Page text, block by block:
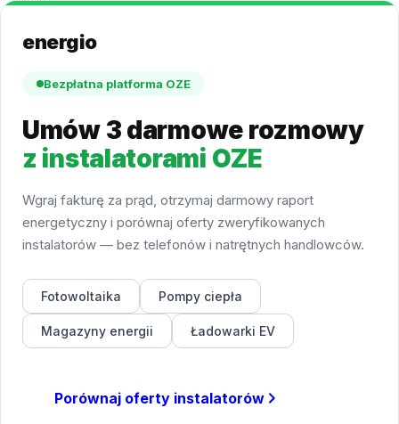
energio
Bezpłatna platforma OZE
Umów 3 darmowe rozmowy
z instalatorami OZE
Wgraj fakturę za prąd, otrzymaj darmowy raport
energetyczny i porównaj oferty zweryfikowanych
instalatorów — bez telefonów i natrętnych handlowców.
Fotowoltaika Pompy ciepła
Magazyny energii Ładowarki EV
Porównaj oferty instalatorów